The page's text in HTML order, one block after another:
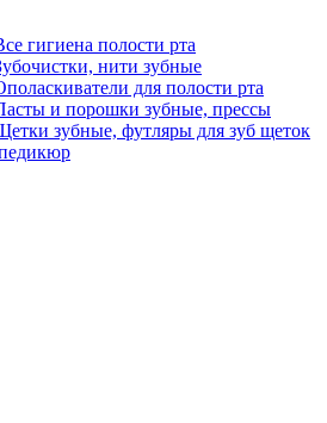
гигиена полости рта
нити зубные
для полости рта
и порошки зубные, прессы
зубные, футляры для зуб щеток